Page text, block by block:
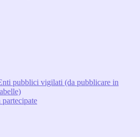
pubblici vigilati (da pubblicare in
partecipate